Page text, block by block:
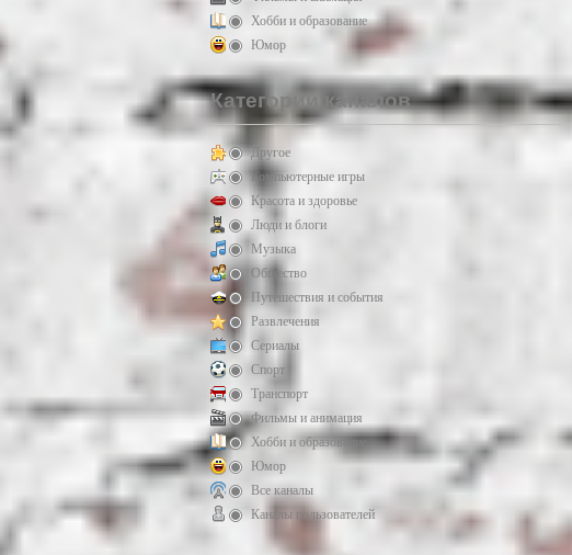
Хобби и образование
Юмор
Категории каналов
Другое
Компьютерные игры
Красота и здоровье
Люди и блоги
Музыка
Общество
Путешествия и события
Развлечения
Сериалы
Спорт
Транспорт
Фильмы и анимация
Хобби и образование
Юмор
Все каналы
Каналы пользователей